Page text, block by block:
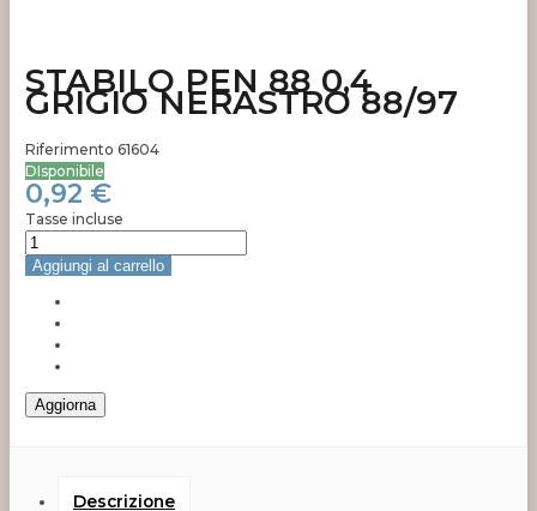
STABILO PEN 88 0,4
GRIGIO NERASTRO 88/97
Riferimento 61604
DIsponibile
0,92 €
Tasse incluse
Aggiungi al carrello
Descrizione